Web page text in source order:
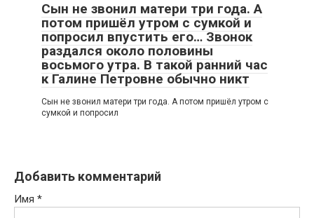
Сын не звонил матери три года. А
потом пришёл утром с сумкой и
попросил впустить его… Звонок
раздался около половины
восьмого утра. В такой ранний час
к Галине Петровне обычно никт
Сын не звонил матери три года. А потом пришёл утром с
сумкой и попросил
Добавить комментарий
Имя *